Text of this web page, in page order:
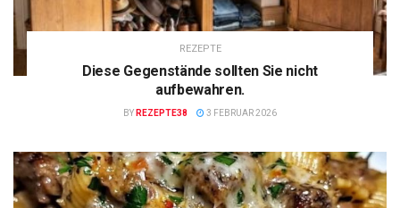
REZEPTE
Diese Gegenstände sollten Sie nicht
aufbewahren.
BY REZEPTE38 3 FEBRUAR 2026